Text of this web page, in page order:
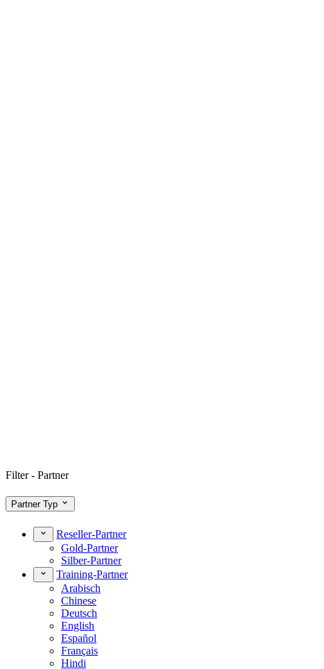
Filter - Partner
Partner Typ
Reseller-Partner
Gold-Partner
Silber-Partner
Training-Partner
Arabisch
Chinese
Deutsch
English
Español
Français
Hindi